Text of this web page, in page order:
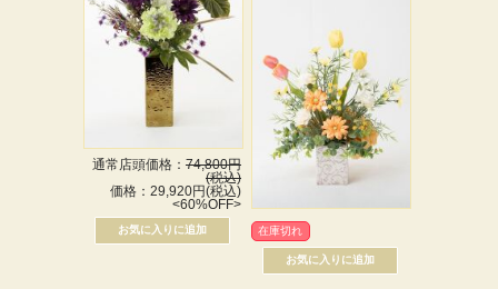
通常店頭価格： 74,800円
(税込)
価格：29,920円(税込)
<60%OFF>
在庫切れ